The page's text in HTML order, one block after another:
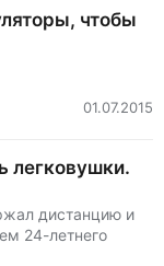
чтобы
01.07.2015
легковушки.
дистанцию и
24-летнего